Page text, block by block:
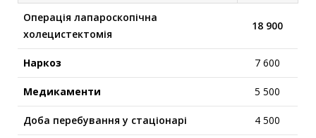
Операція лапароскопічна
холецистектомія
18 900
Наркоз 7 600
Медикаменти 5 500
Доба перебування у стаціонарі 4 500